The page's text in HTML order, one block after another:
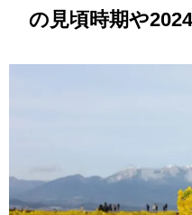
の見頃時期や